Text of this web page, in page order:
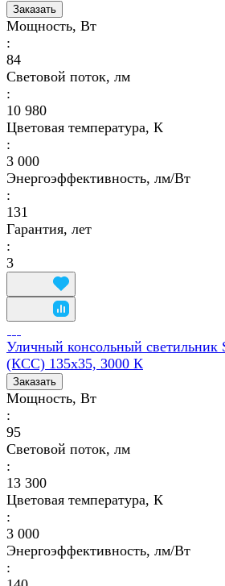
Заказать
Мощность, Вт
:
84
Световой поток, лм
:
10 980
Цветовая температура, К
:
3 000
Энергоэффективность, лм/Вт
:
131
Гарантия, лет
:
3
Уличный консольный светильник
(КСС) 135х35, 3000 К
Заказать
Мощность, Вт
:
95
Световой поток, лм
:
13 300
Цветовая температура, К
:
3 000
Энергоэффективность, лм/Вт
: